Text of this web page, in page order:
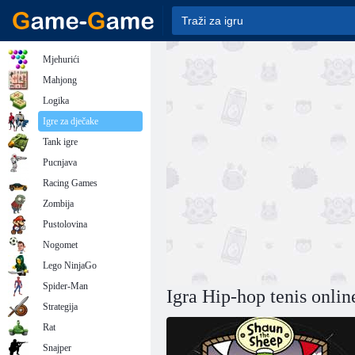
Igra Hip-hop tenis
Mjehurići
Mahjong
Logika
Igre za dječake
Tank igre
Pucnjava
Racing Games
Zombija
Pustolovina
Nogomet
Lego NinjaGo
Spider-Man
Strategija
Rat
Snajper